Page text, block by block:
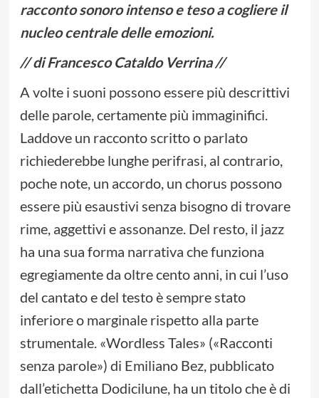
racconto sonoro intenso e teso a cogliere il
nucleo centrale delle emozioni.
// di Francesco Cataldo Verrina //
A volte i suoni possono essere più descrittivi
delle parole, certamente più immaginifici.
Laddove un racconto scritto o parlato
richiederebbe lunghe perifrasi, al contrario,
poche note, un accordo, un chorus possono
essere più esaustivi senza bisogno di trovare
rime, aggettivi e assonanze. Del resto, il jazz
ha una sua forma narrativa che funziona
egregiamente da oltre cento anni, in cui l’uso
del cantato e del testo è sempre stato
inferiore o marginale rispetto alla parte
strumentale. «Wordless Tales» («Racconti
senza parole») di Emiliano Bez, pubblicato
dall’etichetta Dodicilune, ha un titolo che è di